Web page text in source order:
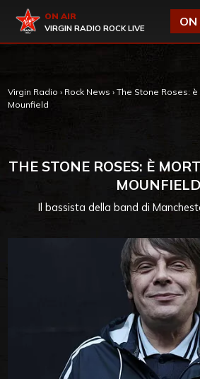
Virgin Radio
ON AIR
VIRGIN RADIO ROCK LIVE
ON
Virgin Radio › Rock News › The Stone Roses: è
Mounfield
THE STONE ROSES: È
MOUNFIELD
Il bassista della band di